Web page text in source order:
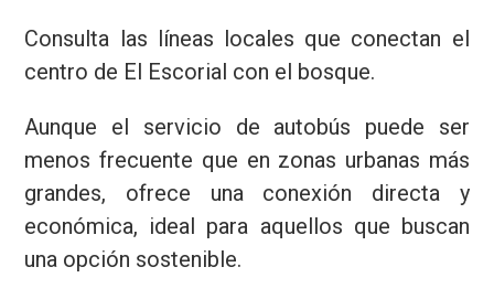
Consulta las líneas locales que conectan el
centro de El Escorial con el bosque.
Aunque el servicio de autobús puede ser
menos frecuente que en zonas urbanas más
grandes, ofrece una conexión directa y
económica, ideal para aquellos que buscan
una opción sostenible.